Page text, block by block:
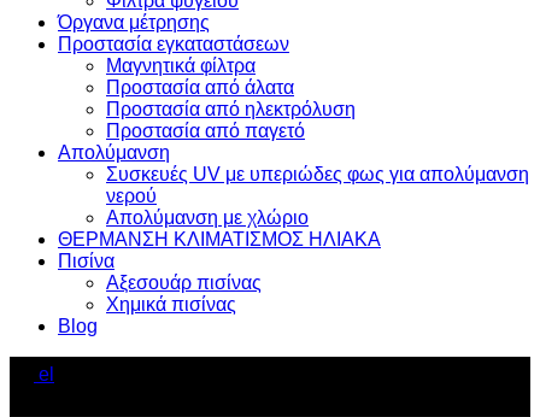
Όργανα μέτρησης
Προστασία εγκαταστάσεων
Μαγνητικά φίλτρα
Προστασία από άλατα
Προστασία από ηλεκτρόλυση
Προστασία από παγετό
Απολύμανση
Συσκευές UV με υπεριώδες φως για απολύμανση
νερού
Απολύμανση με χλώριο
ΘΕΡΜΑΝΣΗ ΚΛΙΜΑΤΙΣΜΟΣ ΗΛΙΑΚΑ
Πισίνα
Αξεσουάρ πισίνας
Χημικά πισίνας
Blog
el